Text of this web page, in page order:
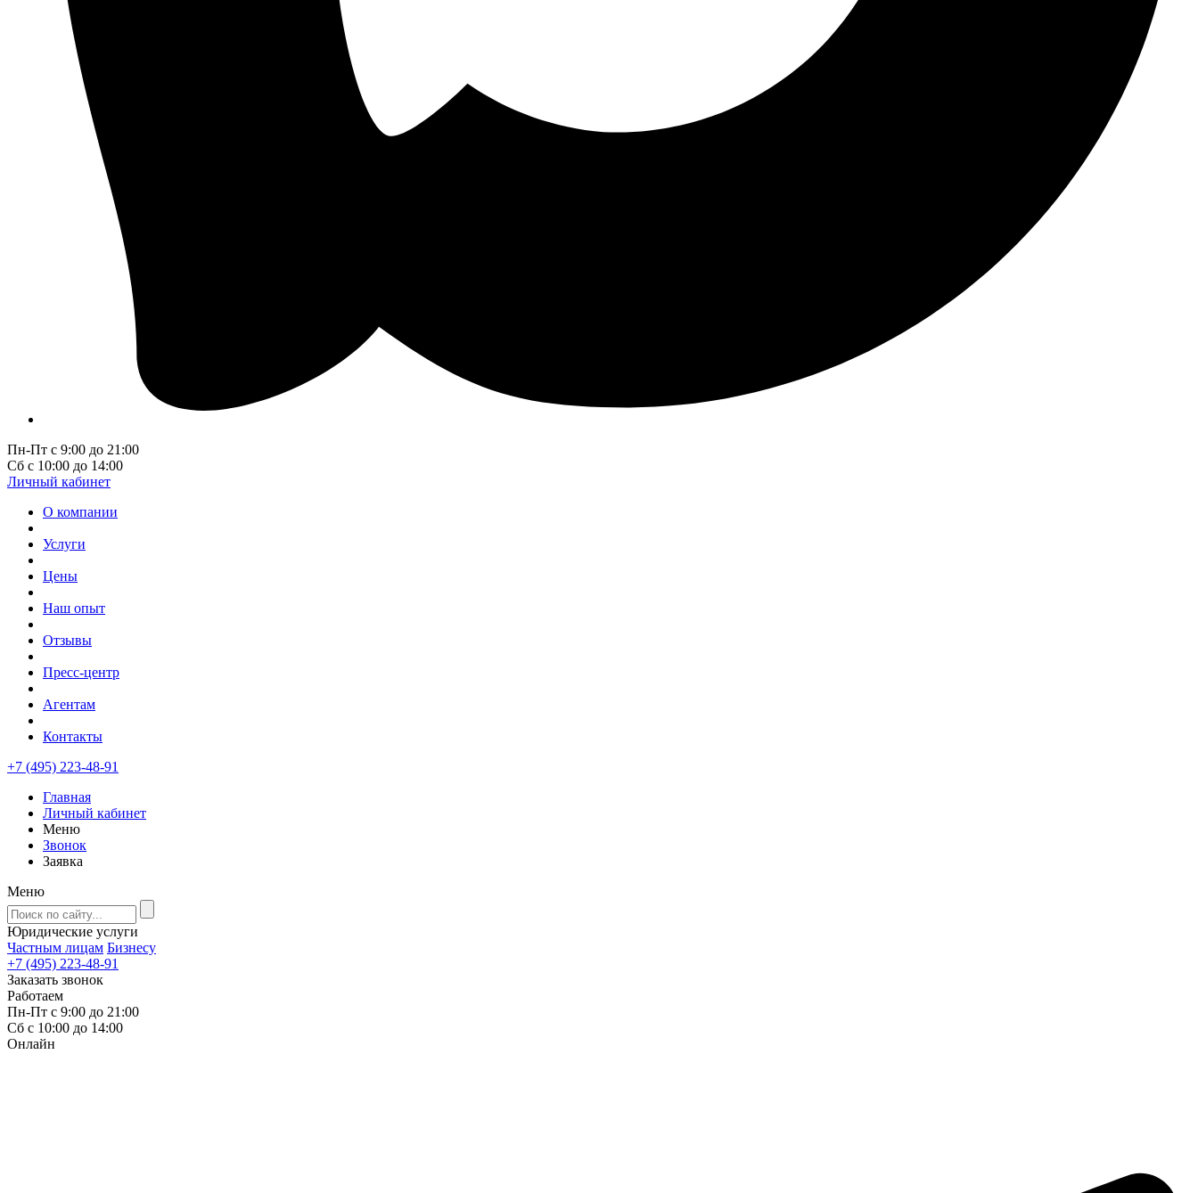
Пн-Пт с 9:00 до 21:00
Сб с 10:00 до 14:00
Личный кабинет
О компании
Услуги
Цены
Наш опыт
Отзывы
Пресс-центр
Агентам
Контакты
+7 (495) 223-48-91
Главная
Личный кабинет
Меню
Звонок
Заявка
Меню
Юридические услуги
Частным лицам Бизнесу
+7 (495) 223-48-91
Заказать звонок
Работаем
Пн-Пт с 9:00 до 21:00
Сб с 10:00 до 14:00
Онлайн